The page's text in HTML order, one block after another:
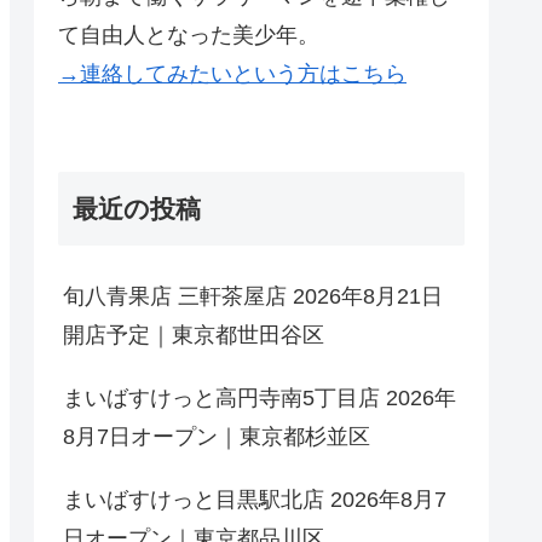
て自由人となった美少年。
→連絡してみたいという方はこちら
最近の投稿
旬八青果店 三軒茶屋店 2026年8月21日
開店予定｜東京都世田谷区
まいばすけっと高円寺南5丁目店 2026年
8月7日オープン｜東京都杉並区
まいばすけっと目黒駅北店 2026年8月7